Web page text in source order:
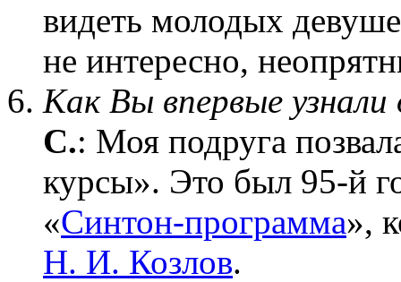
видеть молодых
не интересно,
Как Вы впервые
С.: Моя подруга
курсы». Это был 95-й
«Синтон-программа»,
Н. И. Козлов.